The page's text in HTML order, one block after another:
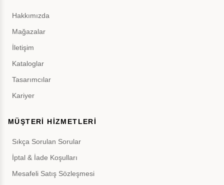
Hakkımızda
Mağazalar
İletişim
Kataloglar
Tasarımcılar
Kariyer
MÜŞTERİ HİZMETLERİ
Sıkça Sorulan Sorular
İptal & İade Koşulları
Mesafeli Satış Sözleşmesi